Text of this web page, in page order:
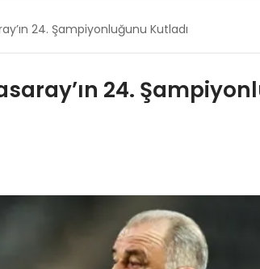
24. Şampiyonluğunu Kutladı
24.